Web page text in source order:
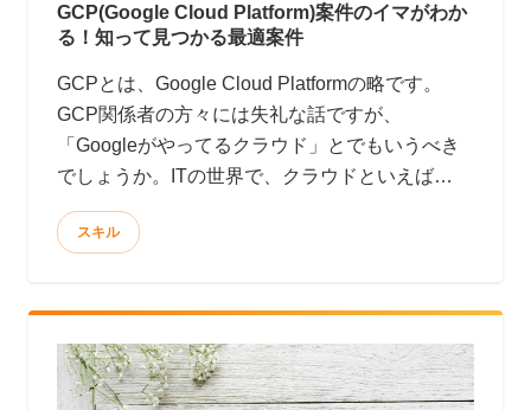
GCP(Google Cloud Platform)案件のイマがわか
る！知って見つかる最適案件
GCPとは、Google Cloud Platformの略です。
GCP関係者の方々には失礼な話ですが、
「Googleがやってるクラウド」とでもいうべき
でしょうか。ITの世界で、クラウドといえば
AWSというのが実状です。現にGartnerが公開し
たデータによると、2018年度クラウドシェアの
スキル